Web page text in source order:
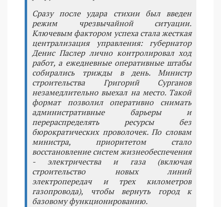
Сразу после удара стихии был введен
режим чрезвычайной ситуации.
Ключевым фактором успеха стала жесткая
централизация управления: губернатор
Денис Паслер лично контролировал ход
работ, а ежедневные оперативные штабы
собирались трижды в день. Министр
строительства Григорий Сурганов
незамедлительно выехал на место. Такой
формат позволил оперативно снимать
административные барьеры и
перераспределять ресурсы без
бюрократических проволочек. По словам
министра, приоритетом стало
восстановление систем жизнеобеспечения
- электричества и газа (включая
строительство новых линий
электропередач и трех километров
газопровода), чтобы вернуть город к
базовому функционированию.